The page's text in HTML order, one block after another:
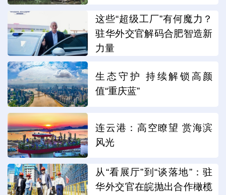
这些“超级工厂”有何魔力？
驻华外交官解码合肥智造新
力量
生态守护 持续解锁高颜
值“重庆蓝”
连云港：高空瞭望 赏海滨
风光
从“看展厅”到“谈落地”：驻
华外交官在皖抛出合作橄榄